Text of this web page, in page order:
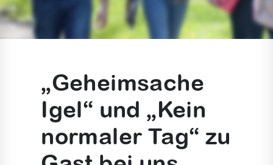
„Geheimsache
Igel“ und „Kein
normaler Tag“ zu